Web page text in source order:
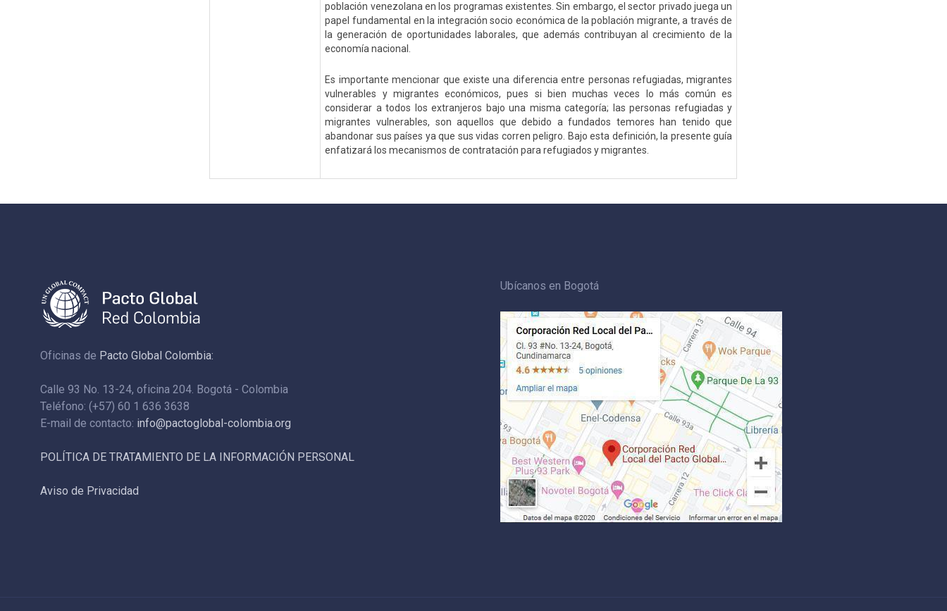
población venezolana en los programas existentes. Sin embargo, el sector privado juega un
papel fundamental en la integración socio económica de la población migrante, a través de
la generación de oportunidades laborales, que además contribuyan al crecimiento de la
economía nacional.
Es importante mencionar que existe una diferencia entre personas refugiadas, migrantes
vulnerables y migrantes económicos, pues si bien muchas veces lo más común es
considerar a todos los extranjeros bajo una misma categoría; las personas refugiadas y
migrantes vulnerables, son aquellos que debido a fundados temores han tenido que
abandonar sus países ya que sus vidas corren peligro. Bajo esta definición, la presente guía
enfatizará los mecanismos de contratación para refugiados y migrantes.
Oficinas de Pacto Global Colombia:
Calle 93 No. 13-24, oficina 204. Bogotá - Colombia
Teléfono: (+57) 60 1 636 3638
E-mail de contacto: info@pactoglobal-colombia.org
POLÍTICA DE TRATAMIENTO DE LA INFORMACIÓN PERSONAL
Aviso de Privacidad
Ubícanos en Bogotá